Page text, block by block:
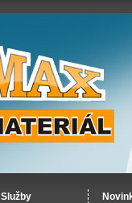
Služby